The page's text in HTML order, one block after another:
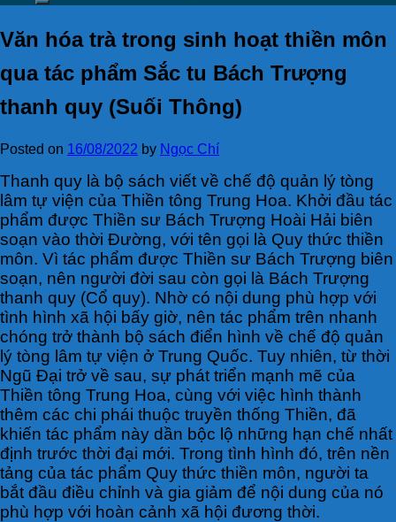
Văn hóa trà trong sinh hoạt thiền môn
qua tác phẩm Sắc tu Bách Trượng
thanh quy (Suối Thông)
Posted on 16/08/2022 by Ngọc Chí
Thanh quy là bộ sách viết về chế độ quản lý tòng
lâm tự viện của Thiền tông Trung Hoa. Khởi đầu tác
phẩm được Thiền sư Bách Trượng Hoài Hải biên
soạn vào thời Đường, với tên gọi là Quy thức thiền
môn. Vì tác phẩm được Thiền sư Bách Trượng biên
soạn, nên người đời sau còn gọi là Bách Trượng
thanh quy (Cổ quy). Nhờ có nội dung phù hợp với
tình hình xã hội bấy giờ, nên tác phẩm trên nhanh
chóng trở thành bộ sách điển hình về chế độ quản
lý tòng lâm tự viện ở Trung Quốc. Tuy nhiên, từ thời
Ngũ Đại trở về sau, sự phát triển mạnh mẽ của
Thiền tông Trung Hoa, cùng với việc hình thành
thêm các chi phái thuộc truyền thống Thiền, đã
khiến tác phẩm này dần bộc lộ những hạn chế nhất
định trước thời đại mới. Trong tình hình đó, trên nền
tảng của tác phẩm Quy thức thiền môn, người ta
bắt đầu điều chỉnh và gia giảm để nội dung của nó
phù hợp với hoàn cảnh xã hội đương thời.